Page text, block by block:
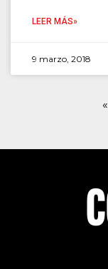
LEER MÁS»
9 marzo, 2018
«